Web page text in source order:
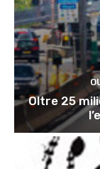
Oltre 25